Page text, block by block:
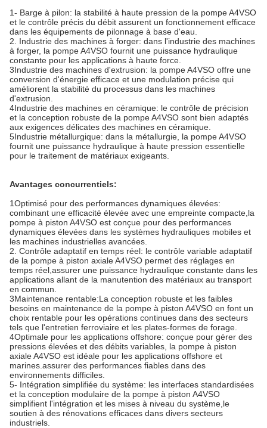
1- Barge à pilon: la stabilité à haute pression de la pompe A4VSO
et le contrôle précis du débit assurent un fonctionnement efficace
dans les équipements de pilonnage à base d'eau.
2. Industrie des machines à forger: dans l'industrie des machines
à forger, la pompe A4VSO fournit une puissance hydraulique
constante pour les applications à haute force.
3Industrie des machines d'extrusion: la pompe A4VSO offre une
conversion d'énergie efficace et une modulation précise qui
améliorent la stabilité du processus dans les machines
d'extrusion.
4Industrie des machines en céramique: le contrôle de précision
et la conception robuste de la pompe A4VSO sont bien adaptés
aux exigences délicates des machines en céramique.
5Industrie métallurgique: dans la métallurgie, la pompe A4VSO
fournit une puissance hydraulique à haute pression essentielle
pour le traitement de matériaux exigeants.
Avantages concurrentiels:
1Optimisé pour des performances dynamiques élevées:
combinant une efficacité élevée avec une empreinte compacte,la
pompe à piston A4VSO est conçue pour des performances
dynamiques élevées dans les systèmes hydrauliques mobiles et
les machines industrielles avancées.
2. Contrôle adaptatif en temps réel: le contrôle variable adaptatif
de la pompe à piston axiale A4VSO permet des réglages en
temps réel,assurer une puissance hydraulique constante dans les
applications allant de la manutention des matériaux au transport
en commun.
3Maintenance rentable:La conception robuste et les faibles
besoins en maintenance de la pompe à piston A4VSO en font un
choix rentable pour les opérations continues dans des secteurs
tels que l'entretien ferroviaire et les plates-formes de forage.
4Optimale pour les applications offshore: conçue pour gérer des
pressions élevées et des débits variables, la pompe à piston
axiale A4VSO est idéale pour les applications offshore et
marines.assurer des performances fiables dans des
environnements difficiles.
5- Intégration simplifiée du système: les interfaces standardisées
et la conception modulaire de la pompe à piston A4VSO
simplifient l'intégration et les mises à niveau du système,le
soutien à des rénovations efficaces dans divers secteurs
industriels.